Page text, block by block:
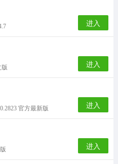
进入
版 进入
官方最新版 进入
进入